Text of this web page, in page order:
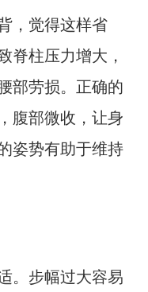
，觉得这样省
脊柱压力增大，
部劳损。正确的
腹部微收，让身
姿势有助于维持
。步幅过大容易